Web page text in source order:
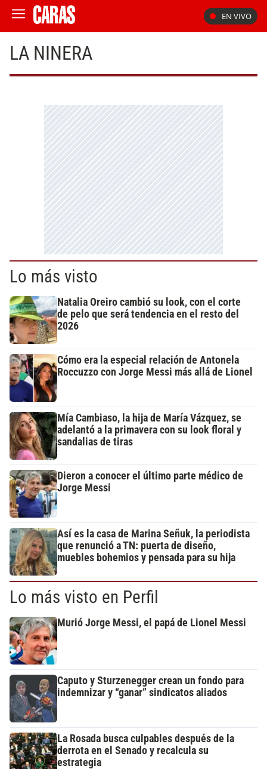
EN VIVO
LA NINERA
Lo más visto
Natalia Oreiro cambió su look, con el corte
de pelo que será tendencia en el resto del
2026
Cómo era la especial relación de Antonela
Roccuzzo con Jorge Messi más allá de Lionel
Mía Cambiaso, la hija de María Vázquez, se
adelantó a la primavera con su look floral y
sandalias de tiras
Dieron a conocer el último parte médico de
Jorge Messi
Así es la casa de Marina Señuk, la periodista
que renunció a TN: puerta de diseño,
muebles bohemios y pensada para su hija
Lo más visto en Perfil
Murió Jorge Messi, el papá de Lionel Messi
Caputo y Sturzenegger crean un fondo para
indemnizar y “ganar” sindicatos aliados
La Rosada busca culpables después de la
derrota en el Senado y recalcula su
estrategia